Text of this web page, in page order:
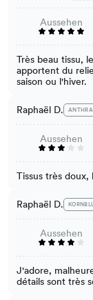
Aussehen
Très beau tissu,
apportent du
saison ou l'hiver.
Raphaël D.
Aussehen
Tissus très
Raphaël D.
Aussehen
J'adore,
détails sont très